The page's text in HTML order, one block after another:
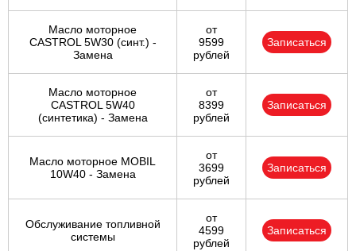
Масло моторное
CASTROL 5W30 (синт.) -
Замена
от
9599
рублей
Записаться
Масло моторное
CASTROL 5W40
(синтетика) - Замена
от
8399
рублей
Записаться
Масло моторное MOBIL
10W40 - Замена
от
3699
рублей
Записаться
Обслуживание топливной
системы
от
4599
рублей
Записаться